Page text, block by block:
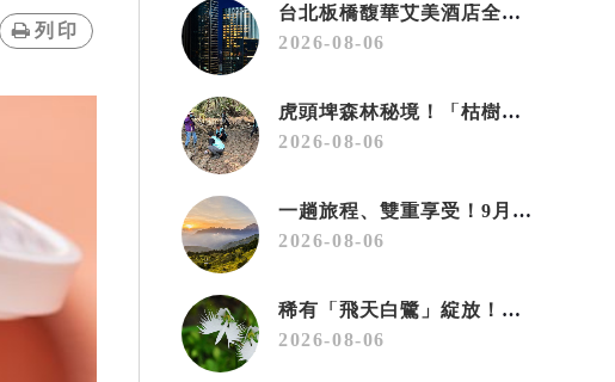
列印
台北板橋馥華艾美酒店全新開幕 感官藝術策展打造旅居新風格
2026-08-06
虎頭埤森林秘境！「枯樹籬步道」生態復育有成 走進大自然生命教室
2026-08-06
一趟旅程、雙重享受！9月住宿合歡山 順遊奧萬大10元優惠入園
2026-08-06
稀有「飛天白鷺」綻放！神戶六甲高山植物園「鷺草」珍貴現身
2026-08-06